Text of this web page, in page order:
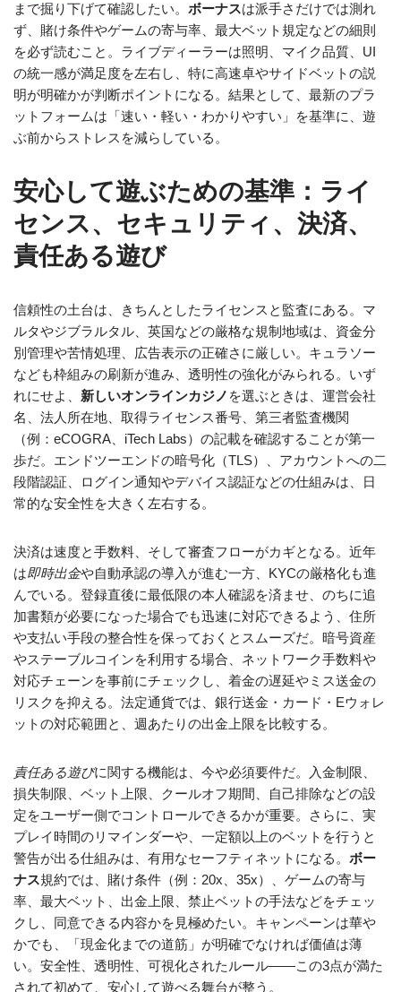
まで掘り下げて確認したい。 ボーナスは派手さだけでは測れ
ず、賭け条件やゲームの寄与率、最大ベット規定などの細則
を必ず読むこと。ライブディーラーは照明、マイク品質、UI
の統一感が満足度を左右し、特に高速卓やサイドベットの説
明が明確かが判断ポイントになる。結果として、最新のプラ
ットフォームは「速い・軽い・わかりやすい」を基準に、遊
ぶ前からストレスを減らしている。
安心して遊ぶための基準：ライ
センス、セキュリティ、決済、
責任ある遊び
信頼性の土台は、きちんとしたライセンスと監査にある。マ
ルタやジブラルタル、英国などの厳格な規制地域は、資金分
別管理や苦情処理、広告表示の正確さに厳しい。キュラソー
なども枠組みの刷新が進み、透明性の強化がみられる。いず
れにせよ、 新しいオンラインカジノ を選ぶときは、運営会社
名、法人所在地、取得ライセンス番号、第三者監査機関
（例：eCOGRA、iTech Labs）の記載を確認することが第一
歩だ。エンドツーエンドの暗号化（TLS）、アカウントへの二
段階認証、ログイン通知やデバイス認証などの仕組みは、日
常的な安全性を大きく左右する。
決済は速度と手数料、そして審査フローがカギとなる。近年
は即時出金や自動承認の導入が進む一方、KYCの厳格化も進
んでいる。登録直後に最低限の本人確認を済ませ、のちに追
加書類が必要になった場合でも迅速に対応できるよう、住所
や支払い手段の整合性を保っておくとスムーズだ。暗号資産
やステーブルコインを利用する場合、ネットワーク手数料や
対応チェーンを事前にチェックし、着金の遅延やミス送金の
リスクを抑える。法定通貨では、銀行送金・カード・Eウォレ
ットの対応範囲と、週あたりの出金上限を比較する。
責任ある遊びに関する機能は、今や必須要件だ。入金制限、
損失制限、ベット上限、クールオフ期間、自己排除などの設
定をユーザー側でコントロールできるかが重要。さらに、実
プレイ時間のリマインダーや、一定額以上のベットを行うと
警告が出る仕組みは、有用なセーフティネットになる。 ボー
ナス規約では、賭け条件（例：20x、35x）、ゲームの寄与
率、最大ベット、出金上限、禁止ベットの手法などをチェッ
クし、同意できる内容かを見極めたい。キャンペーンは華や
かでも、「現金化までの道筋」が明確でなければ価値は薄
い。安全性、透明性、可視化されたルール――この3点が満た
されて初めて、安心して遊べる舞台が整う。